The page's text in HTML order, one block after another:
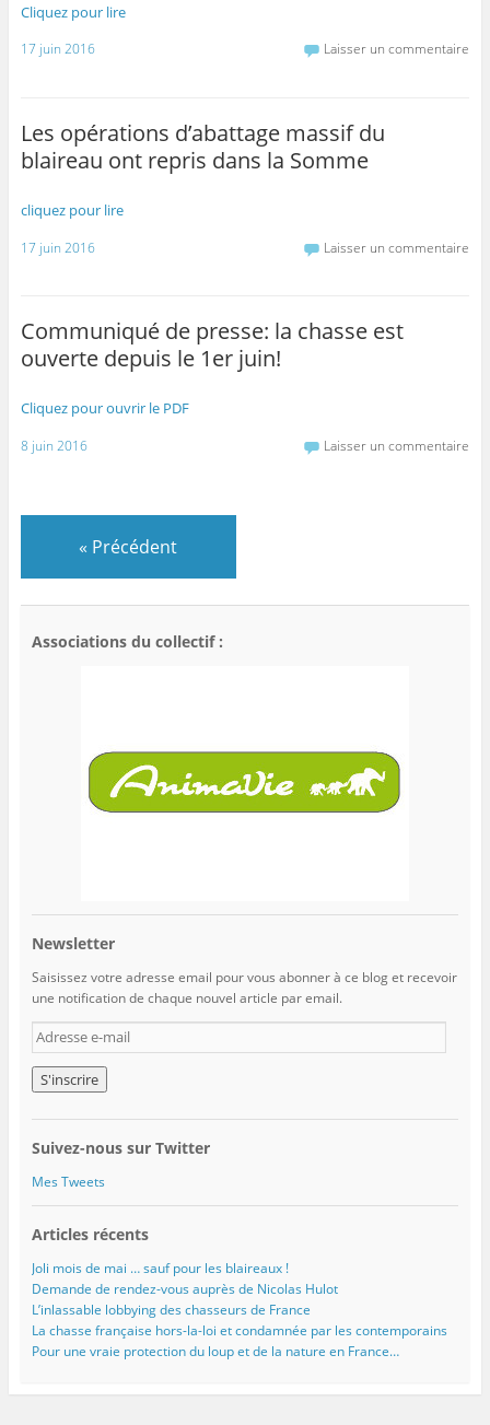
Cliquez pour lire
17 juin 2016 Laisser un commentaire
Les opérations d’abattage massif du
blaireau ont repris dans la Somme
cliquez pour lire
17 juin 2016 Laisser un commentaire
Communiqué de presse: la chasse est
ouverte depuis le 1er juin!
Cliquez pour ouvrir le PDF
8 juin 2016 Laisser un commentaire
« Précédent
Associations du collectif :
Newsletter
Saisissez votre adresse email pour vous abonner à ce blog et recevoir
une notification de chaque nouvel article par email.
A
d
r
e
s
e
e
a
i
l
Suivez-nous sur Twitter
Mes Tweets
Articles récents
Joli mois de mai … sauf pour les blaireaux !
Demande de rendez-vous auprès de Nicolas Hulot
L’inlassable lobbying des chasseurs de France
La chasse française hors-la-loi et condamnée par les contemporains
Pour une vraie protection du loup et de la nature en France…